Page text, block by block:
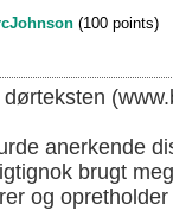
(100 points)
anerkende
brugt
og